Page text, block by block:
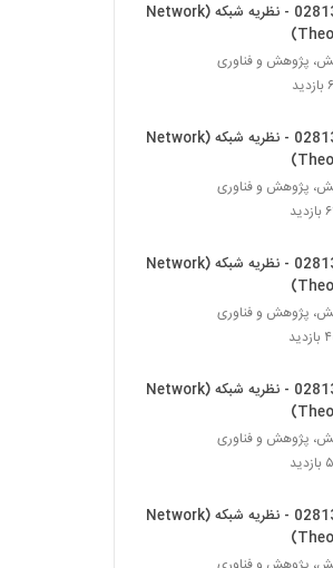
028140 - پیچیدگی اجتماعی (Social
028144 - پیچیدگی اجتماعی (Social
028137 - نظریه شبکه (Network
پژوهش و فناوری
028136 - نظریه شبکه (Network
پژوهش و فناوری
028135 - نظریه شبکه (Network
پژوهش و فناوری
028134 - نظریه شبکه (Network
پژوهش و فناوری
028132 - نظریه شبکه (Network